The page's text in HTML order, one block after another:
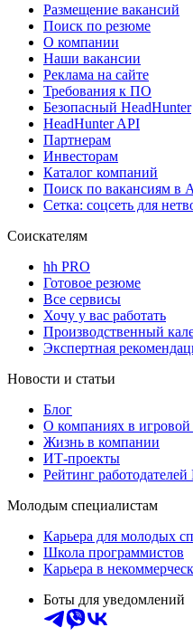
Размещение вакансий
Поиск по резюме
О компании
Наши вакансии
Реклама на сайте
Требования к ПО
Безопасный HeadHunter
HeadHunter API
Партнерам
Инвесторам
Каталог компаний
Поиск по вакансиям в
Сетка: соцсеть для
Соискателям
hh PRO
Готовое резюме
Все сервисы
Хочу у вас работать
Производственный
Экспертная
Новости и статьи
Блог
О компаниях в
Жизнь в компании
ИТ-проекты
Рейтинг работодателей
Молодым специалистам
Карьера для молодых
Школа программистов
Карьера в
Боты для уведомлений